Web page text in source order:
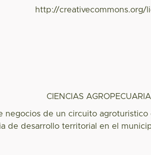
http://creativecommons.org/
CIENCIAS
negocios de un circuito
de desarrollo territorial en el